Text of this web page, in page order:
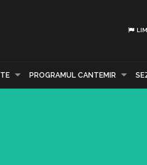
PROGRAMUL CANTEMIR